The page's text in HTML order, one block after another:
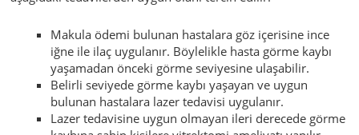
Makula ödemi bulunan hastalara göz içerisine ince
iğne ile ilaç uygulanır. Böylelikle hasta görme kaybı
yaşamadan önceki görme seviyesine ulaşabilir.
Belirli seviyede görme kaybı yaşayan ve uygun
bulunan hastalara lazer tedavisi uygulanır.
Lazer tedavisine uygun olmayan ileri derecede görme